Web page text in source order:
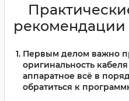
рекомендации
Первым делом важно
оригинальность
аппаратное всё в
обратиться к